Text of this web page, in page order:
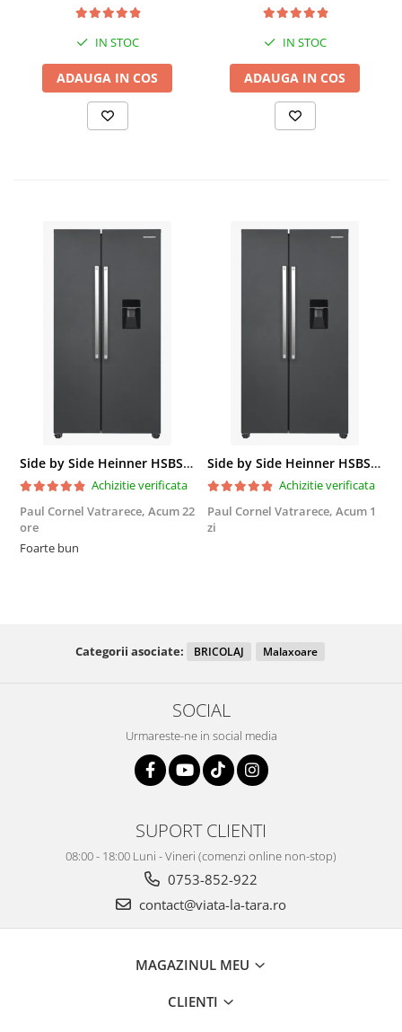
tensiune 380 / 220 V +
Automatizare trifazata
IN STOC
ADAUGA IN COS
IN STOC
ADAUGA IN COS
Side by Side Heinner HSBS-HM439NFINVDGWDE++, Total No Frost, Compresor Inverter, Dozator Apa, Display Touch LED, 439 L, Clasa E, Gri Antracit Texturat
Achizitie verificata
Paul Cornel Vatrarece, Acum 22
ore
Foarte bun
Side by Side Heinner HSBS-HM439NFINVDGWDE++, Total No Frost, Compresor Inverter, Dozator Apa, Display Touch LED, 439 L, Clasa E, Gri Antracit Texturat
Achizitie verificata
Paul Cornel Vatrarece, Acum 1
zi
Categorii asociate: BRICOLAJ Malaxoare
SOCIAL
Urmareste-ne in social media
SUPORT CLIENTI
08:00 - 18:00 Luni - Vineri (comenzi online non-stop)
0753-852-922
contact@viata-la-tara.ro
MAGAZINUL MEU
CLIENTI